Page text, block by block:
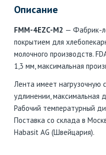
Описание
FMM-4EZC-M2 — Фабрик-
покрытием для
молочного производств.
1,3 мм, максимальная
Лента имеет нагрузочную
удлинении, максимальная
Рабочий температурный
Поставка со склада в
Habasit AG (Швейцария).